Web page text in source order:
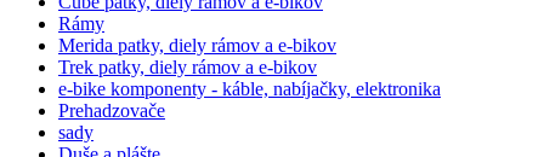
Rámy
Merida patky, diely rámov a e-bikov
Trek patky, diely rámov a e-bikov
e-bike komponenty - káble, nabíjačky, elektronika
Prehadzovače
sady